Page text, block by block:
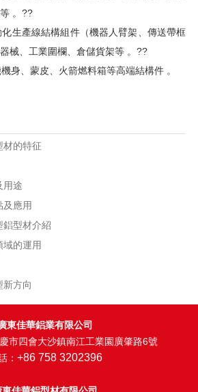
。??
產線結構組件（機器人臂架、傳送帶框
械、工業圍欄、倉儲貨架等 。??
、蒙皮、火箭燃料箱等高端結構件 。
材的特征
用途
及應用
鋁型材介紹
域的運用
新方向
東佳華鋁業有限公司
市四會大沙鎮南江工業園廣肇路6號
： +86 758 3202396